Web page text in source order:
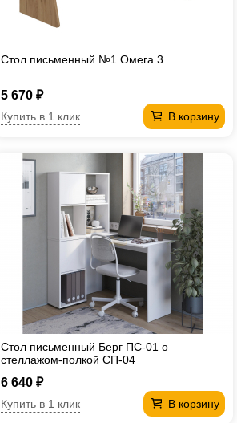
Стол письменный №1 Омега 3
5 670 ₽
В корзину
Купить в 1 клик
Стол письменный Берг ПС-01 о
стеллажом-полкой СП-04
6 640 ₽
В корзину
Купить в 1 клик